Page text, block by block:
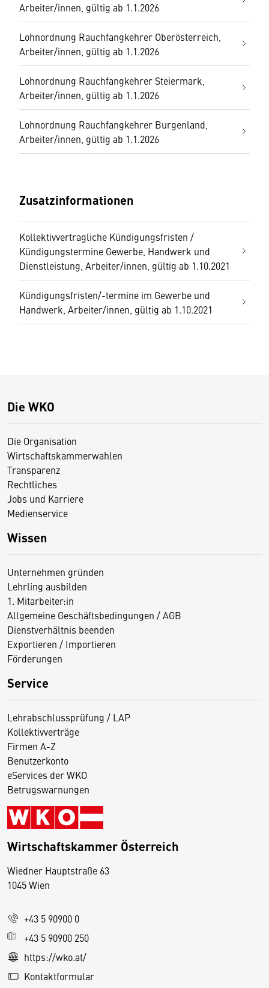
Arbeiter/innen, gültig ab 1.1.2026
Lohnordnung Rauchfangkehrer Oberösterreich,
Arbeiter/innen, gültig ab 1.1.2026
Lohnordnung Rauchfangkehrer Steiermark,
Arbeiter/innen, gültig ab 1.1.2026
Lohnordnung Rauchfangkehrer Burgenland,
Arbeiter/innen, gültig ab 1.1.2026
Zusatzinformationen
Kollektivvertragliche Kündigungsfristen /
Kündigungstermine Gewerbe, Handwerk und
Dienstleistung, Arbeiter/innen, gültig ab 1.10.2021
Kündigungsfristen/-termine im Gewerbe und
Handwerk, Arbeiter/innen, gültig ab 1.10.2021
Die WKO
Die Organisation
Wirtschaftskammerwahlen
Transparenz
Rechtliches
Jobs und Karriere
Medienservice
Wissen
Unternehmen gründen
Lehrling ausbilden
1. Mitarbeiter:in
Allgemeine Geschäftsbedingungen / AGB
Dienstverhältnis beenden
Exportieren / Importieren
Förderungen
Service
Lehrabschlussprüfung / LAP
Kollektivverträge
Firmen A-Z
Benutzerkonto
eServices der WKO
Betrugswarnungen
Wirtschaftskammer Österreich
Wiedner Hauptstraße 63
1045 Wien
+43 5 90900 0
+43 5 90900 250
https://wko.at/
Kontaktformular
D
s
e
S
e